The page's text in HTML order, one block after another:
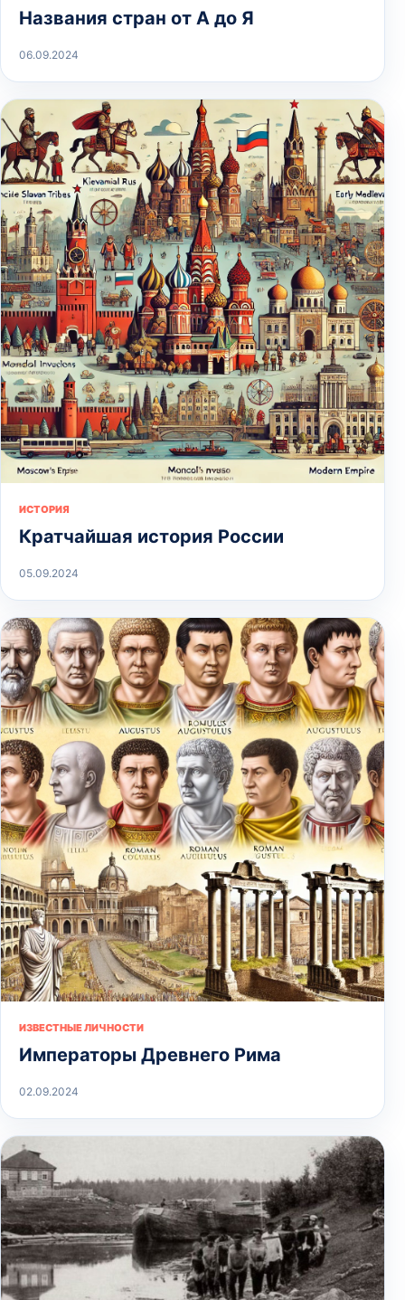
Названия стран от А до Я
06.09.2024
ИСТОРИЯ
Кратчайшая история России
05.09.2024
ИЗВЕСТНЫЕ ЛИЧНОСТИ
Императоры Древнего Рима
02.09.2024